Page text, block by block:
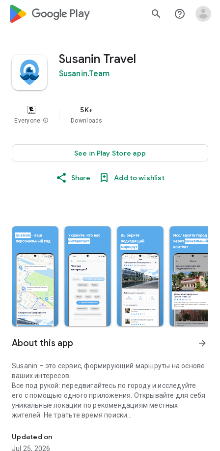
google_logo Play search help_outline
Susanin Travel
Susanin.Team
Everyone info
5K+
Downloads
See in Play Store app
Share Add to wishlist
About this app arrow_forward
Susanin – это сервис, формирующий маршруты на основе
ваших интересов.
Все под рукой: передвигайтесь по городу и исследуйте
его с помощью одного приложения. Открывайте для себя
уникальные локации по рекомендациям местных
жителей. Не тратьте время поиски
первых минут.
Узнавайте редкие факты
Updated on
Jul 25, 2026